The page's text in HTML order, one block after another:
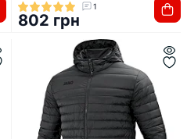
1
802 грн